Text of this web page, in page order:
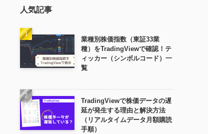
人気記事
業種別株価指数（東証33業
種）をTradingViewで確認！テ
ィッカー（シンボルコード）一
覧
TradingViewで株価データの遅
延が発生する理由と解決方法
（リアルタイムデータ月額購読
手順）